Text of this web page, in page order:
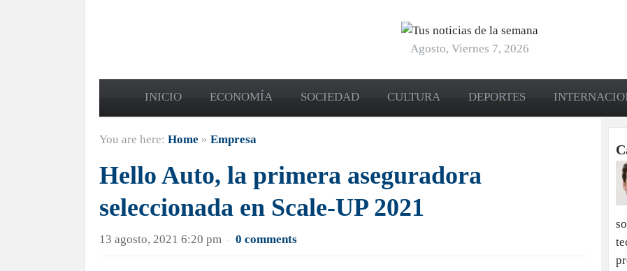
Agosto, Viernes 7, 2026
INICIO ECONOMÍA SOCIEDAD CULTURA DEPORTES
You are here: Home » Empresa
Hello Auto, la primera aseguradora
seleccionada en Scale-UP 2021
13 agosto, 2021 6:20 pm · 0 comments